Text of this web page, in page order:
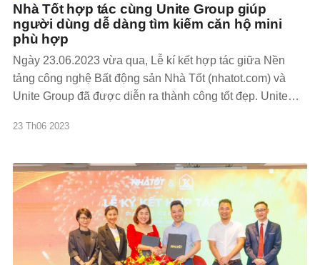
Nhà Tốt hợp tác cùng Unite Group giúp
người dùng dễ dàng tìm kiếm căn hộ mini
phù hợp
Ngày 23.06.2023 vừa qua, Lễ kí kết hợp tác giữa Nền
tảng công nghệ Bất động sản Nhà Tốt (nhatot.com) và
Unite Group đã được diễn ra thành công tốt đẹp. Unite
lĩnh vực phân
23 Th06 2023